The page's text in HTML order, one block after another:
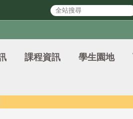
課程資訊 學生園地